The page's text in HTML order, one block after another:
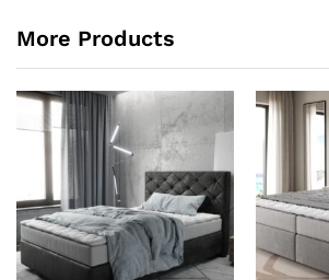
More Products